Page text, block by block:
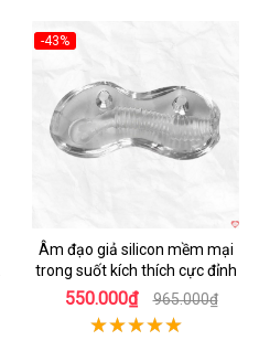
-43%
Âm đạo giả silicon mềm mại
trong suốt kích thích cực đỉnh
550.000₫ 965.000₫